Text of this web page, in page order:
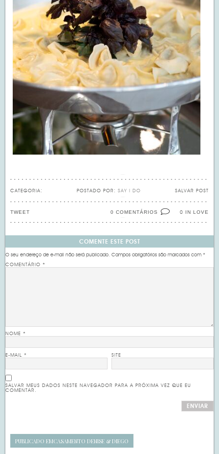
CATEGORIA: SALVAR POST
POSTADO POR: SAY I DO
0 IN LOVE
0 COMENTÁRIOS
TWEET
COMENTE ESTE POST
O seu endereço de e-mail não será publicado. Campos obrigatórios são marcados com*
COMENTÁRIO*
NOME*
E-MAIL* SITE
SALVAR MEUS DADOS NESTE NAVEGADOR PARA A PRÓXIMA VEZ QUE EU
COMENTAR.
PUBLICADO EMCASAMENTO DENISE & DIEGO